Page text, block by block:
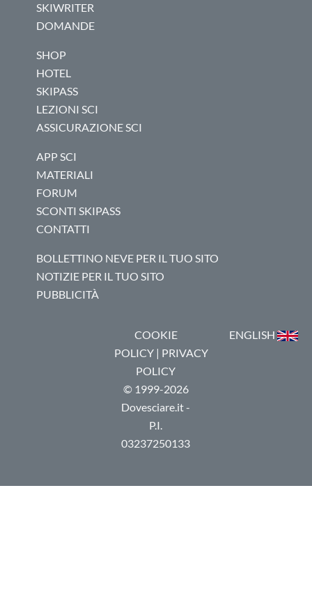
SKIWRITER
DOMANDE
SHOP
HOTEL
SKIPASS
LEZIONI SCI
ASSICURAZIONE SCI
APP SCI
MATERIALI
FORUM
SCONTI SKIPASS
CONTATTI
BOLLETTINO NEVE PER IL TUO SITO
NOTIZIE PER IL TUO SITO
PUBBLICITÀ
COOKIE
POLICY| PRIVACY
POLICY
© 1999-2026
Dovesciare.it -
P.I.
03237250133
ENGLISH